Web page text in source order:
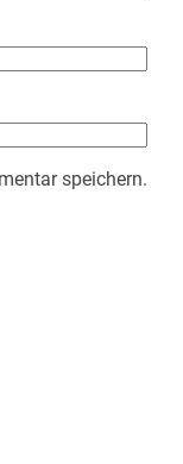
speichern.